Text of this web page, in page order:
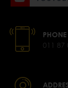
PHONE
011 87